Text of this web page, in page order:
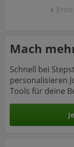
Erste
Mach
Schnell bei
personalisieren
Tools für deine